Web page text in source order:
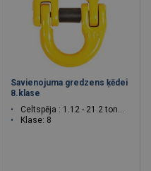
Savienojuma gredzens ķēdei
8.klase
Celtspēja : 1.12 - 21.2 tonnas
Klase: 8